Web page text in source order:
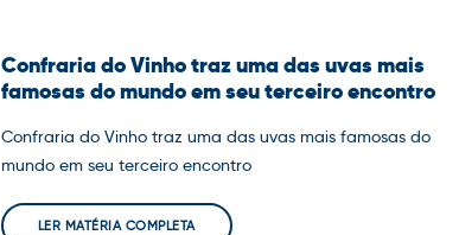
Confraria do Vinho traz uma das uvas mais
famosas do mundo em seu terceiro encontro
Confraria do Vinho traz uma das uvas mais famosas do
mundo em seu terceiro encontro
LER MATÉRIA COMPLETA